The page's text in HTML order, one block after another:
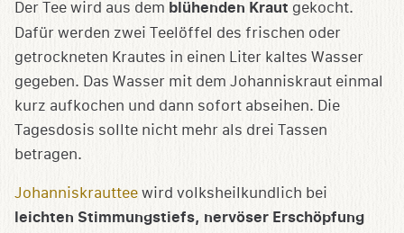
Der Tee wird aus dem blühenden Kraut gekocht.
Dafür werden zwei Teelöffel des frischen oder
getrockneten Krautes in einen Liter kaltes Wasser
gegeben. Das Wasser mit dem Johanniskraut einmal
kurz aufkochen und dann sofort abseihen. Die
Tagesdosis sollte nicht mehr als drei Tassen
betragen.
Johanniskrauttee wird volksheilkundlich bei
leichten Stimmungstiefs, nervöser Erschöpfung